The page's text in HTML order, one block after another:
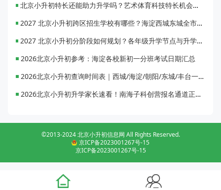
北京小升初特长还能助力升学吗？艺术体育科技特长机会与误区全面解析
2027 北京小升初跨区招生学校有哪些？海淀西城东城全市招生校完整汇总
2027 北京小升初分阶段如何规划？各年级升学节点与升学通道全梳理
2026北京小升初参考：海淀各校新初一分班考试日期汇总
2026北京小升初查询时间表｜西城/海淀/朝阳/东城/丰台一键对照
2026北京小升初升学家长速看！南海子科创营报名通道正式开启
©2013-2024 北京小升初信息网 All Rights Reserved.
京ICP备2023001267号-15
京ICP备2023001267号-15